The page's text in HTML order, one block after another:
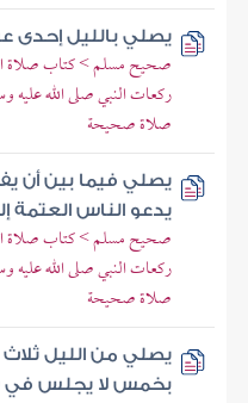
يصلي بالليل إحدى
صحيح مسلم > كتاب صلاة
ركعات النبي صلى الله عليه
صلاة صحيحة
يصلي فيما بين أن
يدعو الناس العتمة
صحيح مسلم > كتاب صلاة
ركعات النبي صلى الله عليه
صلاة صحيحة
يصلي من الليل
بخمس لا يجلس في